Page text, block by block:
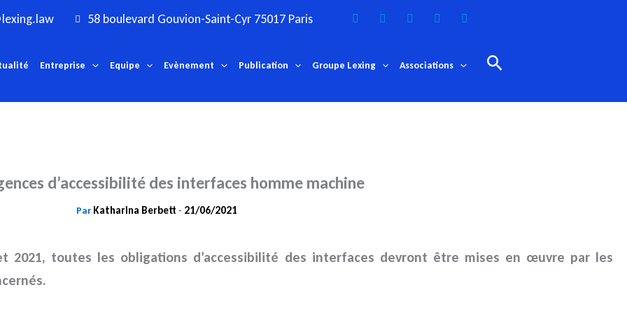
58 boulevard Gouvion-Saint-Cyr 75017 Paris
Entreprise Equipe Evènement Publication Groupe Lexing Associations Rechercher
d’accessibilité des interfaces homme machine
Par Katharina Berbett - 21/06/2021
2021, toutes les obligations d’accessibilité des interfaces devront être mises en œuvre par les